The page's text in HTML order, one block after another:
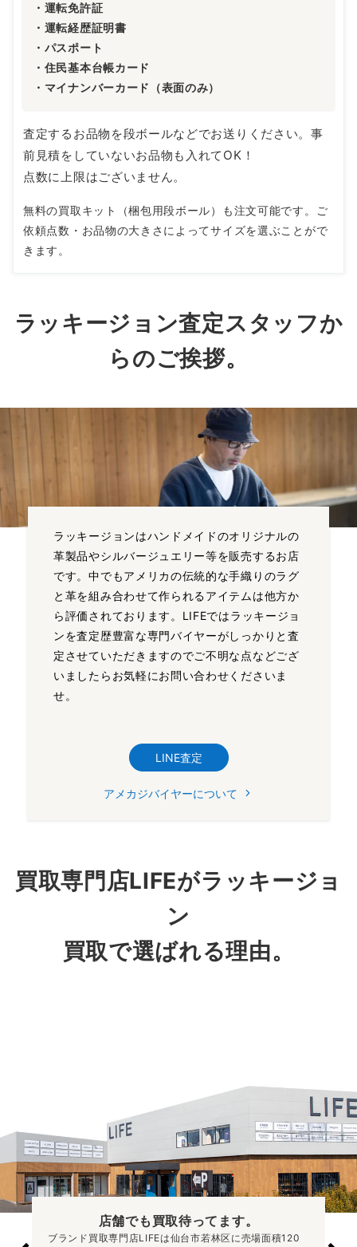
・運転免許証
・運転経歴証明書
・パスポート
・住民基本台帳カード
・マイナンバーカード（表面のみ）
査定するお品物を段ボールなどでお送りください。事
前見積をしていないお品物も入れてOK！
点数に上限はございません。
無料の買取キット（梱包用段ボール）も注文可能です。ご
依頼点数・お品物の大きさによってサイズを選ぶことがで
きます。
ラッキージョン査定スタッフか
らのご挨拶。
ラッキージョンはハンドメイドのオリジナルの
革製品やシルバージュエリー等を販売するお店
です。中でもアメリカの伝統的な手織りのラグ
と革を組み合わせて作られるアイテムは他方か
ら評価されております。LIFEではラッキージョ
ンを査定歴豊富な専門バイヤーがしっかりと査
定させていただきますのでご不明な点などござ
いましたらお気軽にお問い合わせくださいま
せ。
LINE査定
アメカジバイヤーについて
買取専門店LIFEがラッキージョ
ン
買取で選ばれる理由。
店舗でも買取待ってます。
ブランド買取専門店LIFEは仙台市若林区に売場面積120